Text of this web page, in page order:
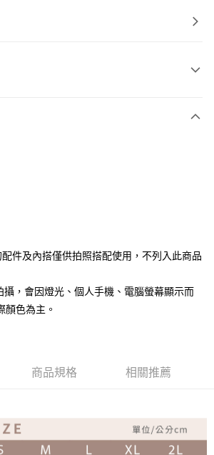
件及內搭僅供拍照搭配使用，不列入此商品
攝，會因燈光、個人手機、電腦螢幕顯示而
顏色為主。
商品規格 相關推薦